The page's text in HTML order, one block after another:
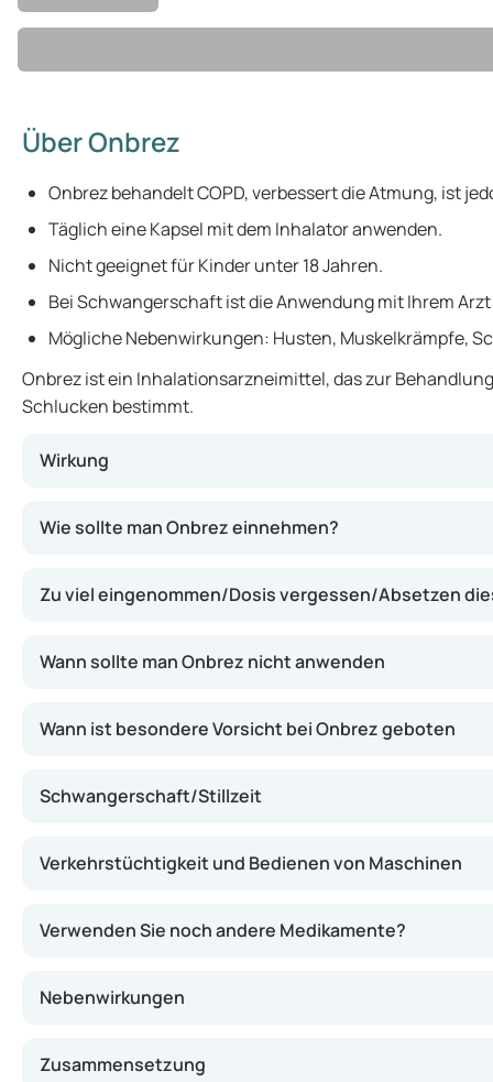
Über Onbrez
Onbrez behandelt COPD, verbessert die Atmung, ist
Täglich eine Kapsel mit dem Inhalator anwenden.
Nicht geeignet für Kinder unter 18 Jahren.
Bei Schwangerschaft ist die Anwendung mit Ihrem
Mögliche Nebenwirkungen: Husten, Muskelkrämpfe,
Onbrez ist ein Inhalationsarzneimittel, das zur
Schlucken bestimmt.
Wirkung
Wie sollte man Onbrez einnehmen?
Zu viel eingenommen/Dosis vergessen/Absetzen
Wann sollte man Onbrez nicht anwenden
Wann ist besondere Vorsicht bei Onbrez geboten
Schwangerschaft/Stillzeit
Verkehrstüchtigkeit und Bedienen von Maschinen
Verwenden Sie noch andere Medikamente?
Nebenwirkungen
Zusammensetzung